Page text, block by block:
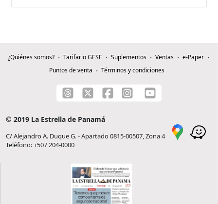
¿Quiénes somos? Tarifario GESE Suplementos Ventas
e-Paper
Puntos de venta
Términos y condiciones
© 2019 La Estrella de Panamá
C/ Alejandro A. Duque G. - Apartado 0815-00507, Zona 4
Teléfono: +507 204-0000